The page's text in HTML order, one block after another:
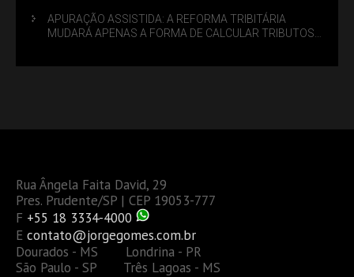
APURAÇÃO ASSISTIDA: A REFORMA TRIBITÁRIA
MUDARÁ APENAS A FORMA DE CALCULAR TRIBUTOS
Rua Ângela Faita David, 29
Pres. Prudente/SP | CEP 19053-777
F +55 18 3334-4000
E contato@jorgegomes.com.br
Dourados - MS Londrina - PR
São Paulo - SP Três Lagoas - MS